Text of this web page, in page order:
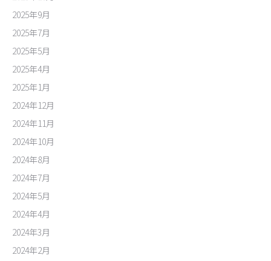
2025年9月
2025年7月
2025年5月
2025年4月
2025年1月
2024年12月
2024年11月
2024年10月
2024年8月
2024年7月
2024年5月
2024年4月
2024年3月
2024年2月